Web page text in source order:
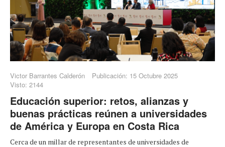
Victor Barrantes Calderón
Publicación: 15 Octubre 2025
Visto: 2144
Educación superior: retos, alianzas y
buenas prácticas reúnen a universidades
de América y Europa en Costa Rica
Cerca de un millar de representantes de universidades de